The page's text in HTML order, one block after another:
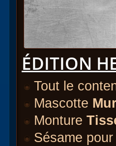
ÉDITION
Tout le
Mascotte
Monture
Sésame